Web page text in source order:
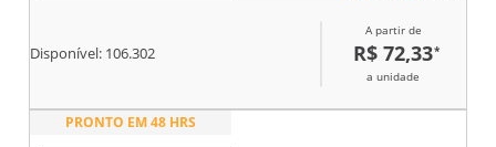
Disponível: 106.302
A partir de
R$ 72,33*
a unidade
PRONTO EM 48 HRS